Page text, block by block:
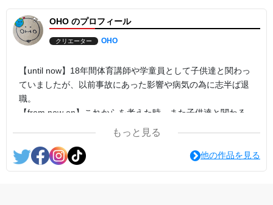
OHO のプロフィール
クリエーター OHO
【until now】18年間体育講師や学童員として子供達と関わっ
ていましたが、以前事故にあった影響や病気の為に志半ば退
職。
【from now on】これからを考えた時、また子供達と関わる
事が出来て夢でもあった絵本作家を目指す中でイラストも勉
もっと見る
他の作品を見る